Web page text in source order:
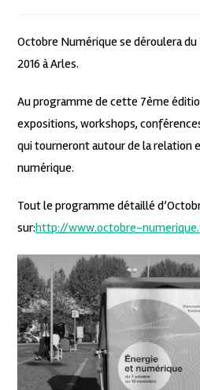
Octobre Numérique se déroulera du
2016 à Arles.
Au programme de cette 7ème
expositions, workshops,
qui tourneront autour de la relation
numérique.
Tout le programme détaillé
sur:http://www.octobre-